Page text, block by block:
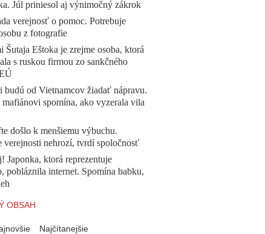
Júl priniesol aj výnimočný zákrok
verejnosť o pomoc. Potrebuje
z fotografie
Šutaja Eštoka je zrejme osoba, ktorá
s ruskou firmou zo sankčného
budú od Vietnamcov žiadať nápravu.
spomína, ako vyzerala vila
došlo k menšiemu výbuchu.
verejnosti nehrozí, tvrdí spoločnosť
Japonka, ktorá reprezentuje
pobláznila internet. Spomína babku,
OBSAH
Najčítanejšie